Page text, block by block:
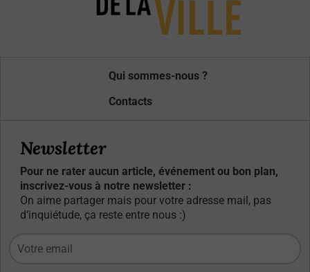
Qui sommes-nous ?
Contacts
Newsletter
Pour ne rater aucun article, événement ou bon plan,
inscrivez-vous à notre newsletter :
On aime partager mais pour votre adresse mail, pas
d’inquiétude, ça reste entre nous :)